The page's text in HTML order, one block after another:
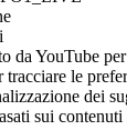
da YouTube
tracciare le
dei
sui